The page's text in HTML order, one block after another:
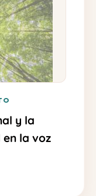
y la
la voz